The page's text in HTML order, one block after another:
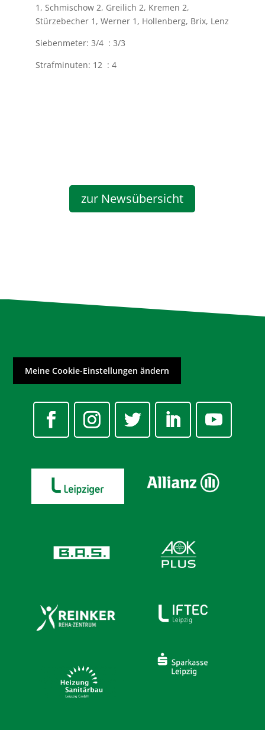
1, Schmischow 2, Greilich 2, Kremen 2,
Stürzebecher 1, Werner 1, Hollenberg, Brix, Lenz
Siebenmeter: 3/4 : 3/3
Strafminuten: 12 : 4
zur Newsübersicht
Meine Cookie-Einstellungen ändern